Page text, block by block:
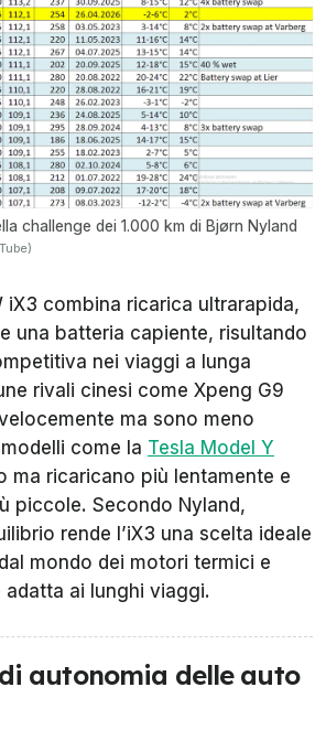
challenge dei 1.000 km di Bjørn Nyland
iX3 combina ricarica ultrarapida,
una batteria capiente, risultando
nei viaggi a lunga
rivali cinesi come Xpeng G9
ma sono meno
come la Tesla Model Y
ma ricaricano più lentamente e
piccole. Secondo Nyland,
rende l’iX3 una scelta ideale
mondo dei motori termici e
adatta ai lunghi viaggi.
autonomia delle auto